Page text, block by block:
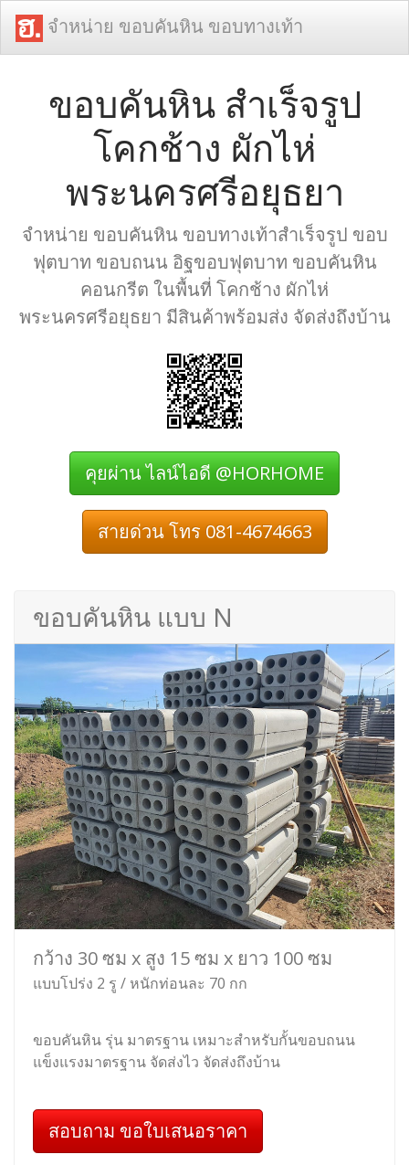
จำหน่าย ขอบคันหิน ขอบทางเท้า
ขอบคันหิน สำเร็จรูป
โคกช้าง ผักไห่
พระนครศรีอยุธยา
จำหน่าย ขอบคันหิน ขอบทางเท้าสำเร็จรูป ขอบ
ฟุตบาท ขอบถนน อิฐขอบฟุตบาท ขอบคันหิน
คอนกรีต ในพื้นที่ โคกช้าง ผักไห่
พระนครศรีอยุธยา มีสินค้าพร้อมส่ง จัดส่งถึงบ้าน
คุยผ่าน ไลน์ไอดี @HORHOME
สายด่วน โทร 081-4674663
ขอบคันหิน แบบ N
กว้าง 30 ซม x สูง 15 ซม x ยาว 100 ซม
แบบโปร่ง 2 รู / หนักท่อนละ 70 กก
ขอบคันหิน รุ่น มาตรฐาน เหมาะสำหรับกั้นขอบถนน
แข็งแรงมาตรฐาน จัดส่งไว จัดส่งถึงบ้าน
สอบถาม ขอใบเสนอราคา